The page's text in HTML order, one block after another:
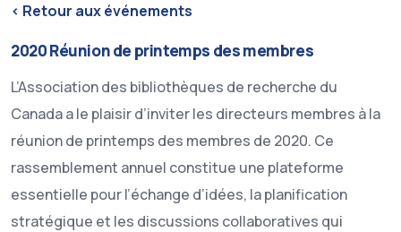
< Retour aux événements
2020 Réunion de printemps des membres
L’Association des bibliothèques de recherche du
Canada a le plaisir d’inviter les directeurs membres à la
réunion de printemps des membres de 2020. Ce
rassemblement annuel constitue une plateforme
essentielle pour l’échange d’idées, la planification
stratégique et les discussions collaboratives qui